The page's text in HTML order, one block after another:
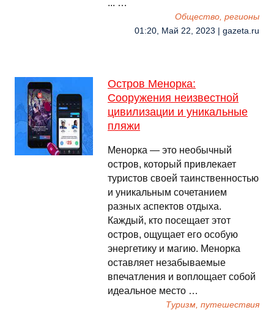
... …
Общество, регионы
01:20, Май 22, 2023 | gazeta.ru
Остров Менорка:
Сооружения неизвестной
цивилизации и уникальные
пляжи
Менорка — это необычный
остров, который привлекает
туристов своей таинственностью
и уникальным сочетанием
разных аспектов отдыха.
Каждый, кто посещает этот
остров, ощущает его особую
энергетику и магию. Менорка
оставляет незабываемые
впечатления и воплощает собой
идеальное место …
Туризм, путешествия